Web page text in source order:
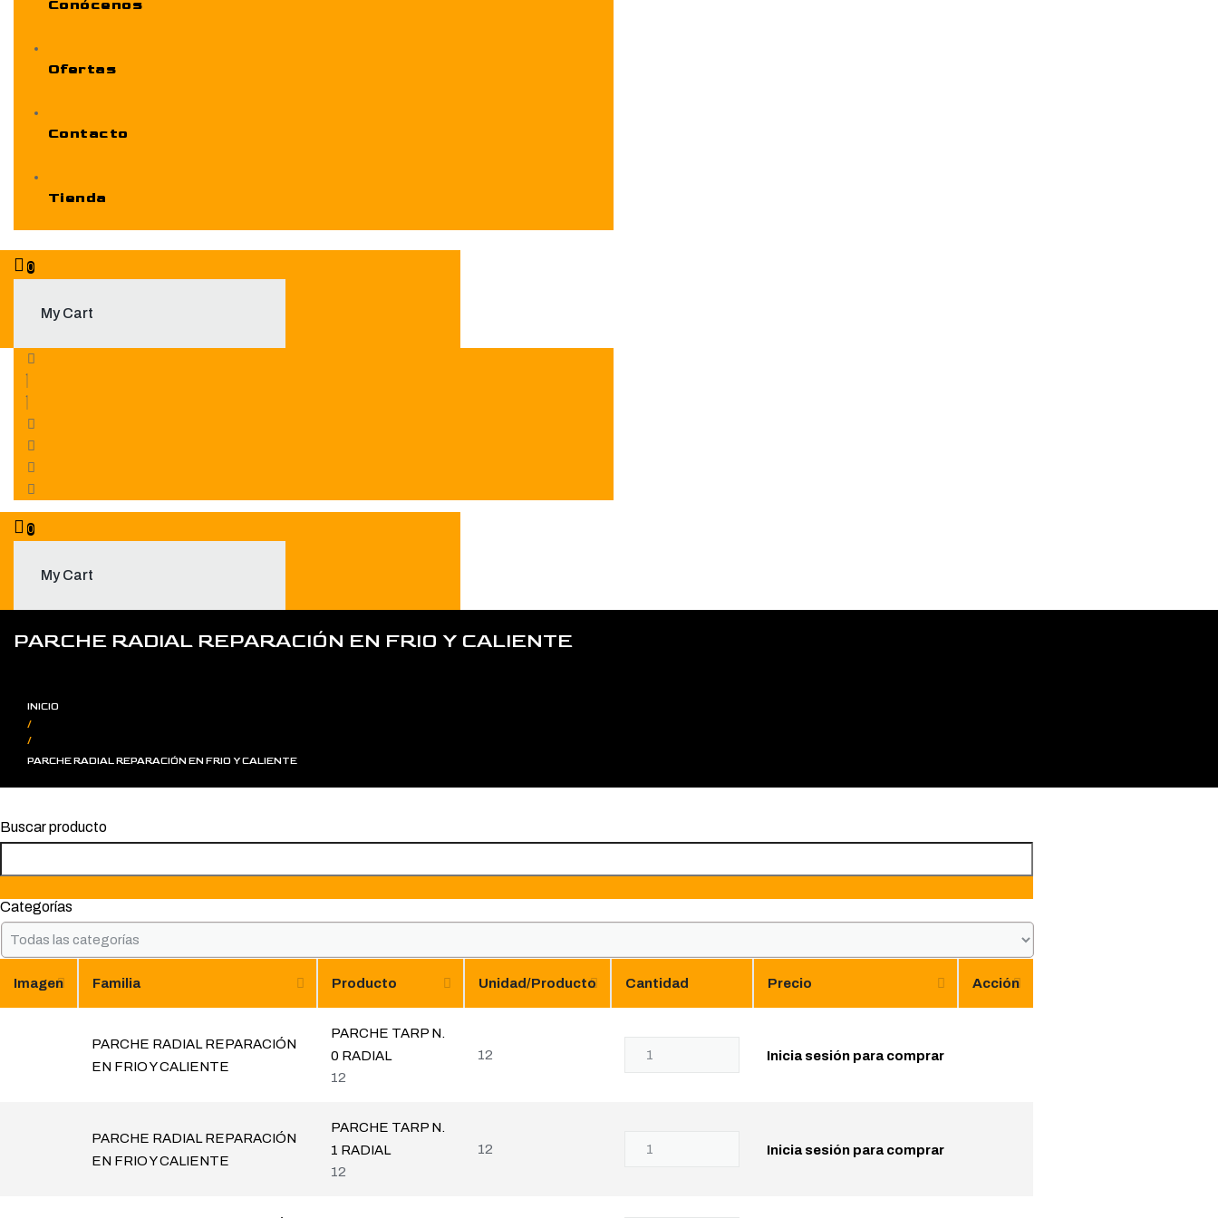
Conócenos
Ofertas
Contacto
Tienda
0
My Cart
0
My Cart
PARCHE RADIAL REPARACIÓN EN FRIO Y CALIENTE
INICIO
/
/
PARCHE RADIAL REPARACIÓN EN FRIO Y CALIENTE
Buscar producto
Categorías
Imagen Familia Producto Unidad/Producto Cantidad Precio Acción
PARCHE RADIAL REPARACIÓN
EN FRIO Y CALIENTE
PARCHE TARP N.
0 RADIAL
12
12
cantidad
Inicia sesión para comprar
PARCHE RADIAL REPARACIÓN
EN FRIO Y CALIENTE
PARCHE TARP N.
1 RADIAL
12
12 Inicia sesión para comprar